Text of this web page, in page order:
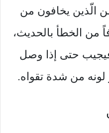
الّذين يخافون من
من الخطأ بالحديث،
حتى إذا وصل
لونه من شدة تقواه.